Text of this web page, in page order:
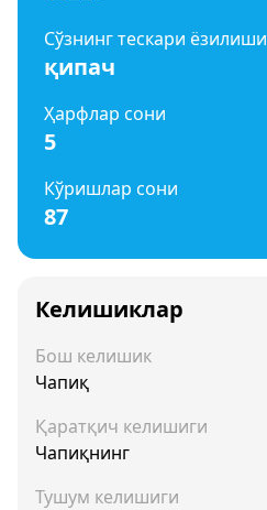
Сўзнинг тескари ёзилиши
қипач
Ҳарфлар сони
5
Кўришлар сони
87
Келишиклар
Бош келишик
Чапиқ
Қаратқич келишиги
Чапиқнинг
Тушум келишиги